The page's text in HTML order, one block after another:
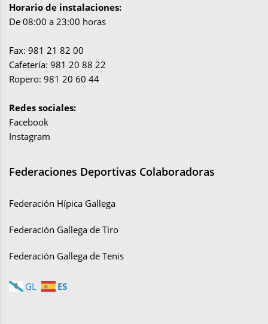
Horario de instalaciones:
De 08:00 a 23:00 horas
Fax: 981 21 82 00
Cafetería: 981 20 88 22
Ropero: 981 20 60 44
Redes sociales:
Facebook
Instagram
Federaciones Deportivas Colaboradoras
Federación Hípica Gallega
Federación Gallega de Tiro
Federación Gallega de Tenis
GL ES